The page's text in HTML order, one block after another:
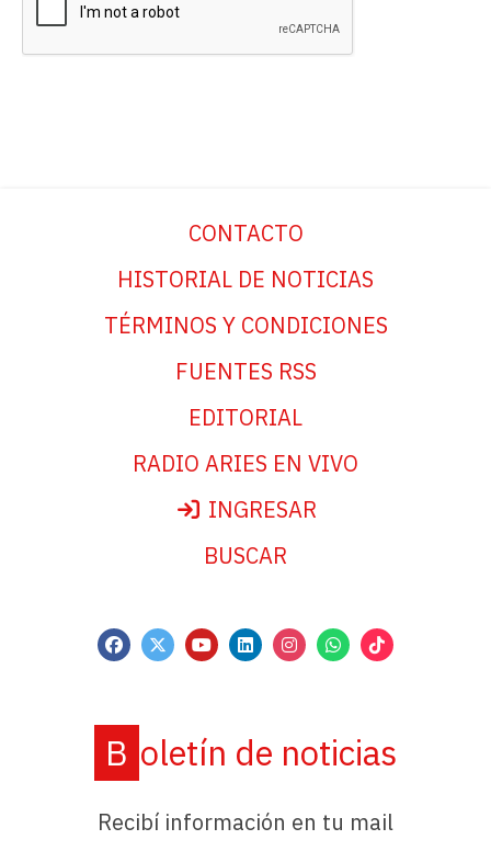
CONTACTO
HISTORIAL DE NOTICIAS
TÉRMINOS Y CONDICIONES
FUENTES RSS
EDITORIAL
RADIO ARIES EN VIVO
INGRESAR
BUSCAR
Boletín de noticias
Recibí información en tu mail